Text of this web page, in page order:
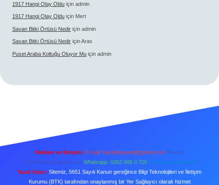
1917 Hangi Olay Oldu için admin
1917 Hangi Olay Oldu için Mert
Savan Bitki Örtüsü Nedir için admin
Savan Bitki Örtüsü Nedir içinAras
Puset Araba Koltuğu Oluyor Mu için admin
Reklam ve İletişim: E-mail: backlinkpaneli@gmail.com Teams:
forumhizmeti@gmail.com Whatsapp: 0262 606 0 726 Telegram: @karabul
Yasal Uyarı: Sitemiz, 5651 Sayılı Kanun gereğince Bilgi Teknolojileri ve İletişim
Kurumu (BTK) tarafından onaylanmış bir Yer Sağlayıcı olarak hizmet